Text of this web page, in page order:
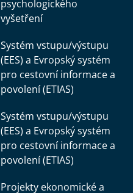
psychologického
vyšetření
Systém vstupu/výstupu
(EES) a Evropský systém
pro cestovní informace a
povolení (ETIAS)
Systém vstupu/výstupu
(EES) a Evropský systém
pro cestovní informace a
povolení (ETIAS)
Projekty ekonomické a